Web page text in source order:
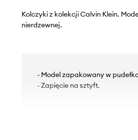
Kolczyki z kolekcji Calvin Klein.
nierdzewnej.
- Model zapakowany w
- Zapięcie na sztyft.